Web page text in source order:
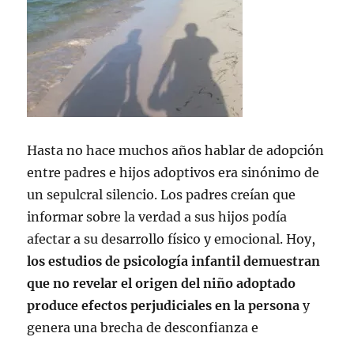
Hasta no hace muchos años hablar de adopción
entre padres e hijos adoptivos era sinónimo de
un sepulcral silencio. Los padres creían que
informar sobre la verdad a sus hijos podía
afectar a su desarrollo físico y emocional. Hoy,
los estudios de psicología infantil demuestran
que no revelar el origen del niño adoptado
produce efectos perjudiciales en la persona y
genera una brecha de desconfianza e